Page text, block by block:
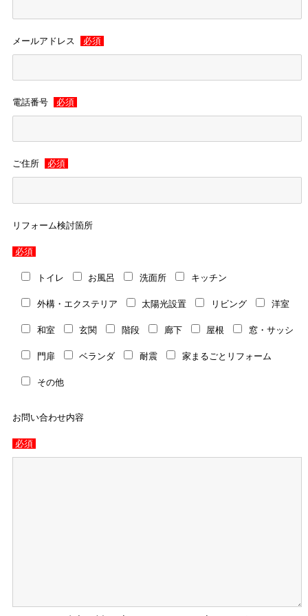
メールアドレス 必須
電話番号 必須
ご住所 必須
リフォーム検討箇所
必須
トイレ お風呂 洗面所 キッチン
外構・エクステリア 太陽光設置 リビング 洋室
和室 玄関 階段 廊下 屋根 窓・サッシ
門扉 ベランダ 耐震 家まるごとリフォーム
その他
お問い合わせ内容
必須